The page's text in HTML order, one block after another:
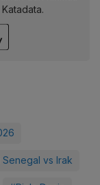
vs Irak